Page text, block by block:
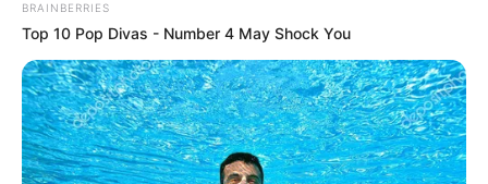
BRAINBERRIES
Top 10 Pop Divas - Number 4 May Shock You